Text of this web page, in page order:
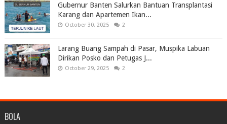
Gubernur Banten Salurkan Bantuan Transplantasi
Karang dan Apartemen Ikan...
October 30, 2025 2
Larang Buang Sampah di Pasar, Muspika Labuan
Dirikan Posko dan Petugas J...
October 29, 2025 2
BOLA